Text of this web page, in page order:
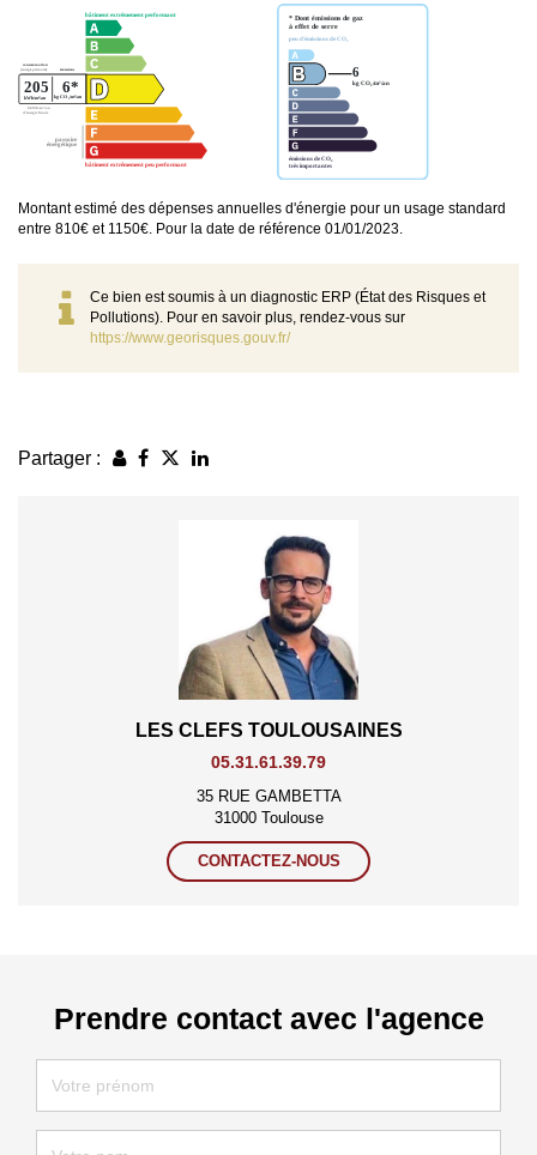
Montant estimé des dépenses annuelles d'énergie pour un usage standard
entre 810€ et 1150€. Pour la date de référence 01/01/2023.
Ce bien est soumis à un diagnostic ERP (État des Risques et
Pollutions). Pour en savoir plus, rendez-vous sur
https://www.georisques.gouv.fr/
Partager :
LES CLEFS TOULOUSAINES
05.31.61.39.79
35 RUE GAMBETTA
31000 Toulouse
CONTACTEZ-NOUS
Prendre contact avec l'agence